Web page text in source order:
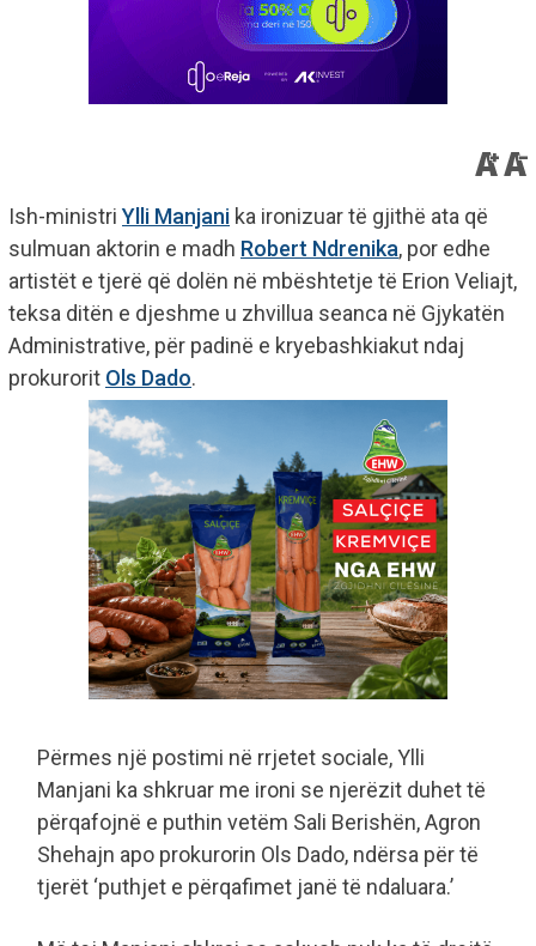
Ish-ministri Ylli Manjani ka ironizuar të gjithë ata që
sulmuan aktorin e madh Robert Ndrenika, por edhe
artistët e tjerë që dolën në mbështetje të Erion Veliajt,
teksa ditën e djeshme u zhvillua seanca në Gjykatën
Administrative, për padinë e kryebashkiakut ndaj
prokurorit Ols Dado.
Përmes një postimi në rrjetet sociale, Ylli
Manjani ka shkruar me ironi se njerëzit duhet të
përqafojnë e puthin vetëm Sali Berishën, Agron
Shehajn apo prokurorin Ols Dado, ndërsa për të
tjerët ‘puthjet e përqafimet janë të ndaluara.’